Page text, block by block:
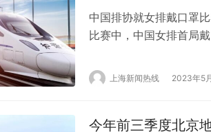
中国排协就女排戴口罩
比赛中，中国女排首局
态。所以，果不其然，
利，以3-1的比分赢得比
上海新闻热线 2023年5
今年前三季度北京